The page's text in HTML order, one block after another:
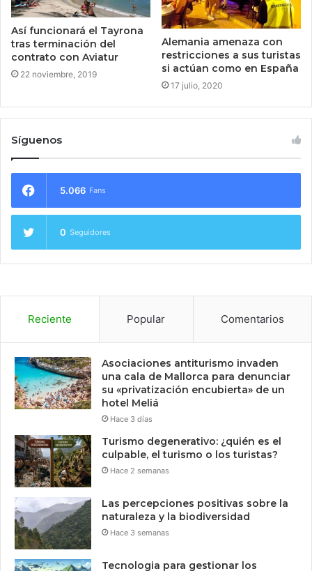
Así funcionará el Tayrona
tras terminación del
contrato con Aviatur
22 noviembre, 2019
Alemania amenaza con
restricciones a sus turistas
si actúan como en España
17 julio, 2020
Síguenos
5.066 Fans
0 Seguidores
Reciente Popular Comentarios
Asociaciones antiturismo invaden
una cala de Mallorca para denunciar
su «privatización encubierta» de un
hotel Meliá
Hace 3 días
Turismo degenerativo: ¿quién es el
culpable, el turismo o los turistas?
Hace 2 semanas
Las percepciones positivas sobre la
naturaleza y la biodiversidad
Hace 3 semanas
Tecnologia para gestionar los